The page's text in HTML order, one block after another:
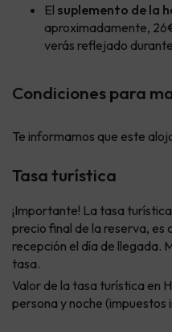
El suplemento de la
aproximadamente,
verás reflejado
Condiciones para
Te informamos que este
Tasa turística
¡Importante! La tasa
precio final de la reserva, es
recepción el día de llegada.
tasa.
Valor de la tasa turística en
persona y noche (impuestos